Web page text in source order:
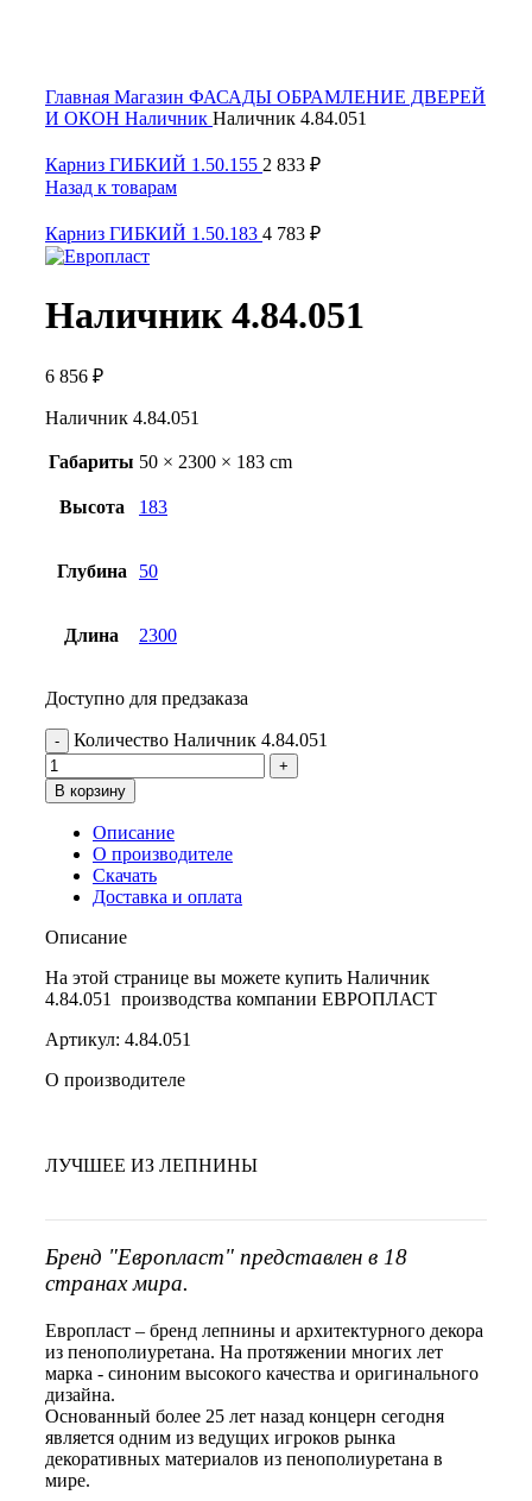
Главная Магазин ФАСАДЫ ОБРАМЛЕНИЕ ДВЕРЕЙ
И ОКОН Наличник Наличник 4.84.051
Карниз ГИБКИЙ 1.50.155 2 833 ₽
Назад к товарам
Карниз ГИБКИЙ 1.50.183 4 783 ₽
Наличник 4.84.051
6 856 ₽
Наличник 4.84.051
Габариты 50 × 2300 × 183 cm
Высота 183
Глубина 50
Длина 2300
Доступно для предзаказа
Количество Наличник 4.84.051
В корзину
Описание
О производителе
Скачать
Доставка и оплата
Описание
На этой странице вы можете купить Наличник
4.84.051 производства компании ЕВРОПЛАСТ
Артикул: 4.84.051
О производителе
ЛУЧШЕЕ ИЗ ЛЕПНИНЫ
Бренд "Европласт" представлен в 18
странах мира.
Европласт – бренд лепнины и архитектурного декора
из пенополиуретана. На протяжении многих лет
марка - синоним высокого качества и оригинального
дизайна.
Основанный более 25 лет назад концерн сегодня
является одним из ведущих игроков рынка
декоративных материалов из пенополиуретана в
мире.